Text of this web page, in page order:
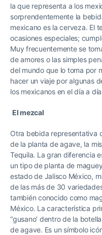
la que representa a los
sorprendentemente la
mexicano es la cerveza. El
ocasiones especiales;
Muy frecuentemente se
de amores o las simples
del mundo que lo toma por
hacer un viaje por algunas
los mexicanos en el día a
El mezcal
Otra bebida representativa
de la planta de agave, la
Tequila. La gran diferencia
un tipo de planta de
estado de Jalisco México,
de las más de 30
también conocido como
México. La característica
“gusano’ dentro de la
de agave. Es un símbolo